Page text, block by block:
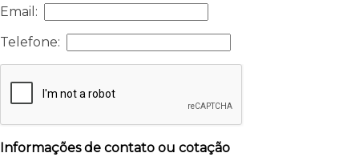
Email:
Telefone:
Informações de contato ou cotação